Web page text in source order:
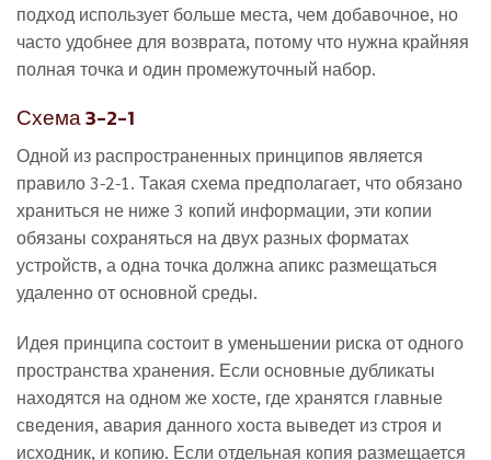
подход использует больше места, чем добавочное, но
часто удобнее для возврата, потому что нужна крайняя
полная точка и один промежуточный набор.
Схема 3-2-1
Одной из распространенных принципов является
правило 3-2-1. Такая схема предполагает, что обязано
храниться не ниже 3 копий информации, эти копии
обязаны сохраняться на двух разных форматах
устройств, а одна точка должна апикс размещаться
удаленно от основной среды.
Идея принципа состоит в уменьшении риска от одного
пространства хранения. Если основные дубликаты
находятся на одном же хосте, где хранятся главные
сведения, авария данного хоста выведет из строя и
исходник, и копию. Если отдельная копия размещается